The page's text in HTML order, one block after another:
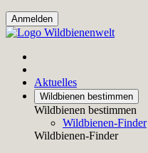
Aktuelles
Wildbienen bestimmen
Wildbienen bestimmen
Wildbienen-Finder
Wildbienen-Finder